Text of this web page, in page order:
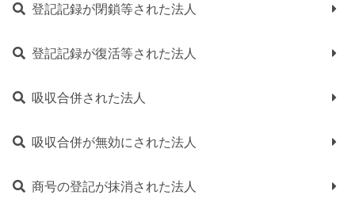
登記記録が閉鎖等された法人
登記記録が復活等された法人
吸収合併された法人
吸収合併が無効にされた法人
商号の登記が抹消された法人